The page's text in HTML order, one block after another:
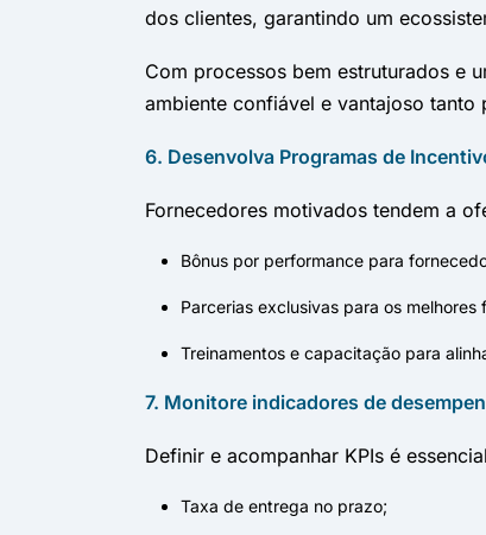
dos clientes, garantindo um
Com processos bem estruturados e
ambiente confiável e vantajoso
6. Desenvolva Programas de
Fornecedores motivados tendem a
Bônus por performance para
Parcerias exclusivas para os melhores
Treinamentos e capacitação para
7. Monitore indicadores de
Definir e acompanhar KPIs é
Taxa de entrega no prazo;